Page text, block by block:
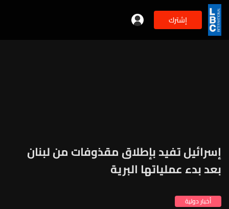
إشترك
إسرائيل تفيد بإطلاق مقذوفات من لبنان
بعد بدء عملياتها البرية
أخبار دولية